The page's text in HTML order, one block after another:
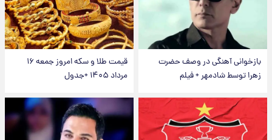
بازخوانی آهنگی در وصف حضرت
زهرا توسط شادمهر + فیلم
قیمت طلا و سکه امروز جمعه ۱۶
مرداد ۱۴۰۵ +جدول